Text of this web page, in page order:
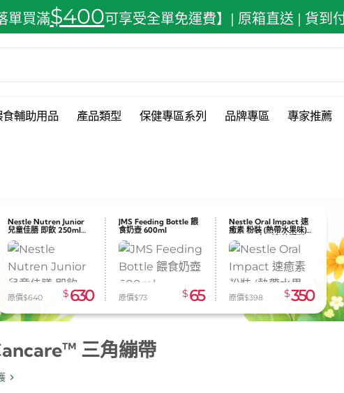
單買滿$400可享受全單免運費】| 原箱直送 | 貨到
食輔助用品 產品類型 保健專區系列 品牌專區 專家推薦
Nestle Nutren Junior
兒童佳膳 即飲 250ml
x24
原價$640 $ 630
JMS Feeding Bottle 餵
食奶壺 600ml
原價$73 $ 65
Nestle Oral Impact 速
癒素 粉裝 (熱帶水果味)
74g x10包（有效期到
2026.08.31）
原價$398 $350
三角繃帶